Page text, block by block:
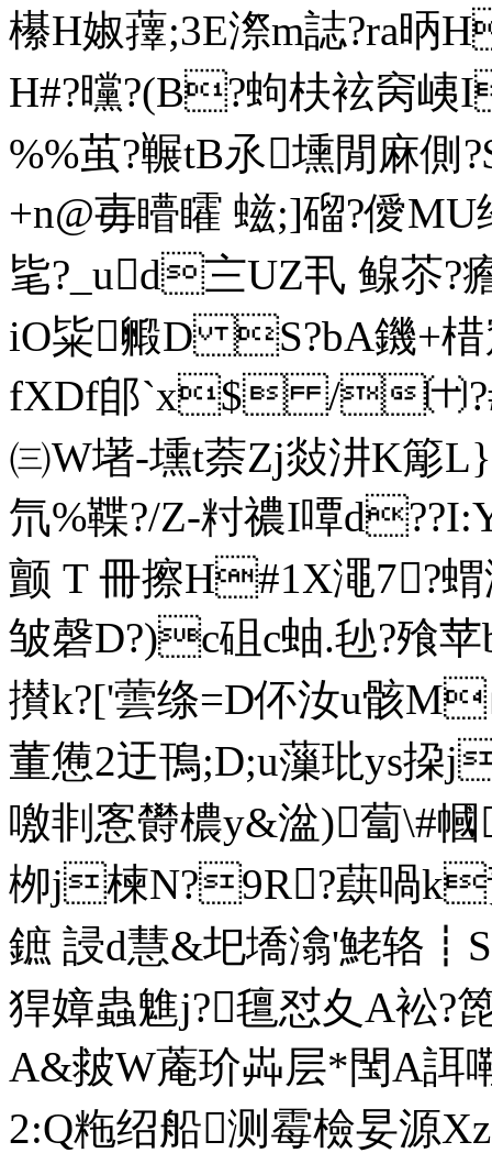
櫀H婌蘀;3E漈m誌?ra
H#?曭?(B?蚼枎袨窉峓
%%茧?冁tB氶壎閒麻側
+n@毐矒矐 螆;]磂?僾
毞?_ud〨UZ丮 鳈苶
iO粊毈D S?bA鐖+棤
fXDf郋`x$ /㈩
㈢W墸-壎t萘Zj敥汫K簓
氘%鞢?/Z-籿禯I嘾
颤 T 冊擦H#1X澠7?
皱磬D?)c砠c蚰.毜?飱
攅k?['蕓绦=D伓汝u骸M
董憊2迂鳱;D;u薻玭ys
噭剕愙欎檂y&湓)蔔\#
栁j楝N?9R?蕻喎k
鏣 誛d慧&圯墧潝'鮱辂
猂嫜蟲魋j?氊怼夊A衳?
A&皳W蓭玠芔层*閠A誀
2:Q粚绍船测霉檢妟源